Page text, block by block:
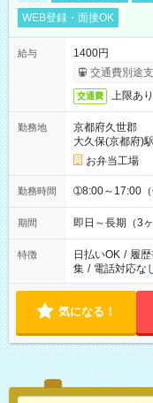
WEB登録・面接OK
給与
1400円
交通費別途
交通費 上限あ
勤務地
京都府久世郡
大久保(京都府)
お弁当工場
勤務時間 ➀8:00～17:00（
期間 即日～長期（3ヶ
特徴 日払いOK / 履
集 / 電話対応な
気になる！